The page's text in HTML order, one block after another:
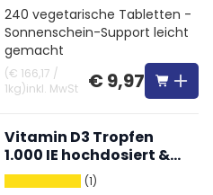
240 vegetarische Tabletten -
Sonnenschein-Support leicht
gemacht
(€ 166,17 /
1kg)inkl. MwSt € 9,97
Vitamin D3 Tropfen
1.000 IE hochdosiert &
Vegetarisch
(1)